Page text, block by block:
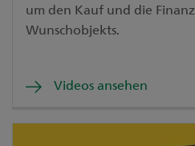
um den Kauf und die
Wunschobjekts.
Videos ansehen